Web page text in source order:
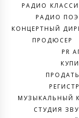
РАДИО
РАДИО
КОНЦЕРТНЫЙ
ПРОДЮСЕР
PR
МУЗЫКАЛЬНЫЙ
СТУДИЯ